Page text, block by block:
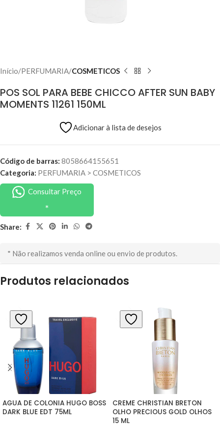
Início PERFUMARIA COSMETICOS
POS SOL PARA BEBE CHICCO AFTER SUN BABY
MOMENTS 11261 150ML
Adicionar à lista de desejos
Código de barras: 8058664155651
Categoria: PERFUMARIA > COSMETICOS
Consultar Preço
Share:
* Não realizamos venda online ou envio de produtos.
Produtos relacionados
AGUA DE COLONIA HUGO BOSS
DARK BLUE EDT 75ML
CREME CHRISTIAN BRETON
OLHO PRECIOUS GOLD OLHOS
15 ML